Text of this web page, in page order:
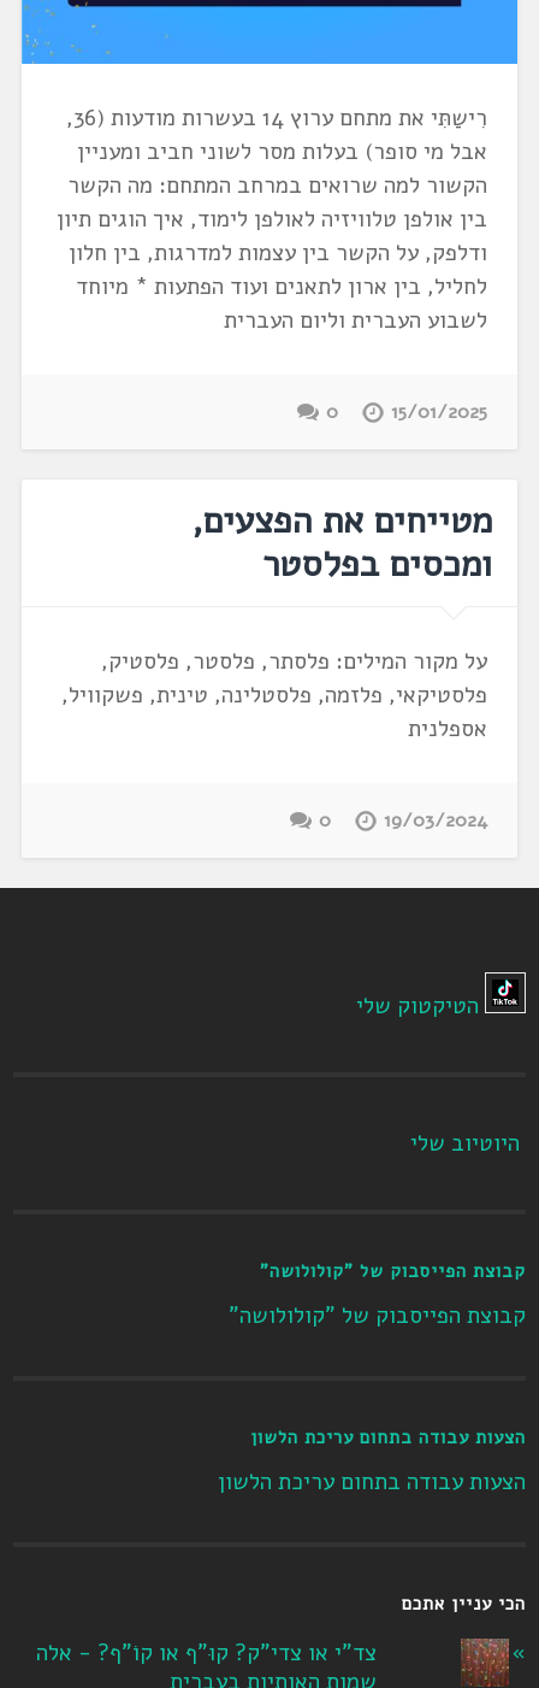
רִישַתִּי את מתחם ערוץ 14 בעשרות מודעות (36,
אבל מי סופר) בעלות מסר לשוני חביב ומעניין
הקשור למה שרואים במרחב המתחם: מה הקשר
בין אולפן טלוויזיה לאולפן לימוד, איך הוגים תיון
ודלפק, על הקשר בין עצמות למדרגות, בין חלון
לחליל, בין ארון לתאנים ועוד הפתעות * מיוחד
לשבוע העברית וליום העברית
15/01/2025
0
מטייחים את הפצעים,
ומכסים בפלסטר
על מקור המילים: פלסתר, פלסטר, פלסטיק,
פלסטיקאי, פלזמה, פלסטלינה, טינית, פשקוויל,
אספלנית
19/03/2024
0
הטיקטוק שלי
היוטיוב שלי
קבוצת הפייסבוק של "קולולושה"
קבוצת הפייסבוק של "קולולושה"
הצעות עבודה בתחום עריכת הלשון
הצעות עבודה בתחום עריכת הלשון
הכי עניין אתכם
צד"י או צדי"ק? קוּ"ף או קוֹ"ף? - אלה